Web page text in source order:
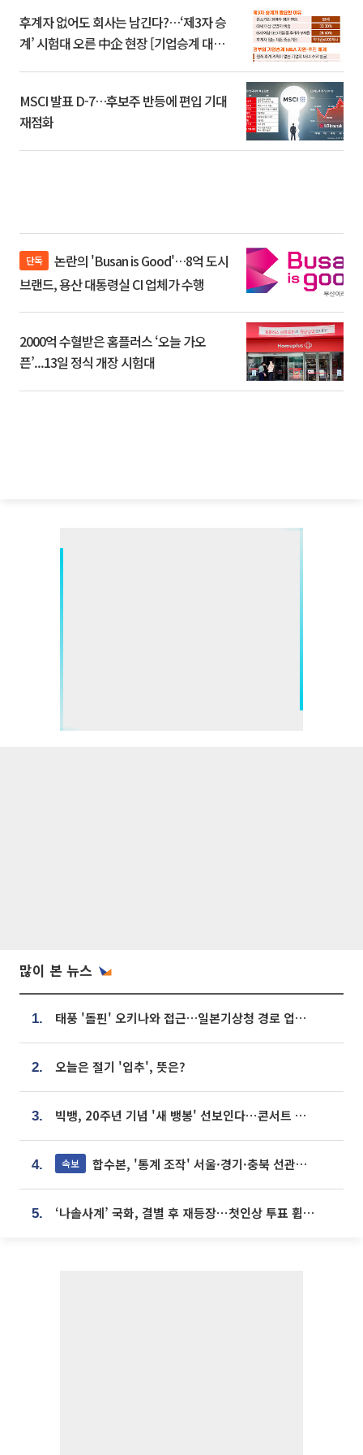
후계자 없어도 회사는 남긴다?…‘제3자 승
계’ 시험대 오른 中企 현장 [기업승계 대전
MSCI 발표 D-7…후보주 반등에 편입 기대
재점화
단독
브랜드, 용산 대통령실 CI 업체가 수행
2000억 수혈받은 홈플러스 ‘오늘 가오
픈’...13일 정식 개장 시험대
많이 본 뉴스
1. 태풍 '돌핀' 오키나와 접근…일본기상청 경로 업데이트
2. 오늘은 절기 '입추', 뜻은?
3. 빅뱅, 20주년 기념 '새 뱅봉' 선보인다⋯콘서트 앞두고 팝업 개최
4. 속보 합수본, '통계 조작' 서울·경기·충북 선관위 등 추가 압수수색
5. ‘나솔사계’ 국화, 결별 후 재등장⋯첫인상 투표 휩쓸고 ‘인기녀’ 등극